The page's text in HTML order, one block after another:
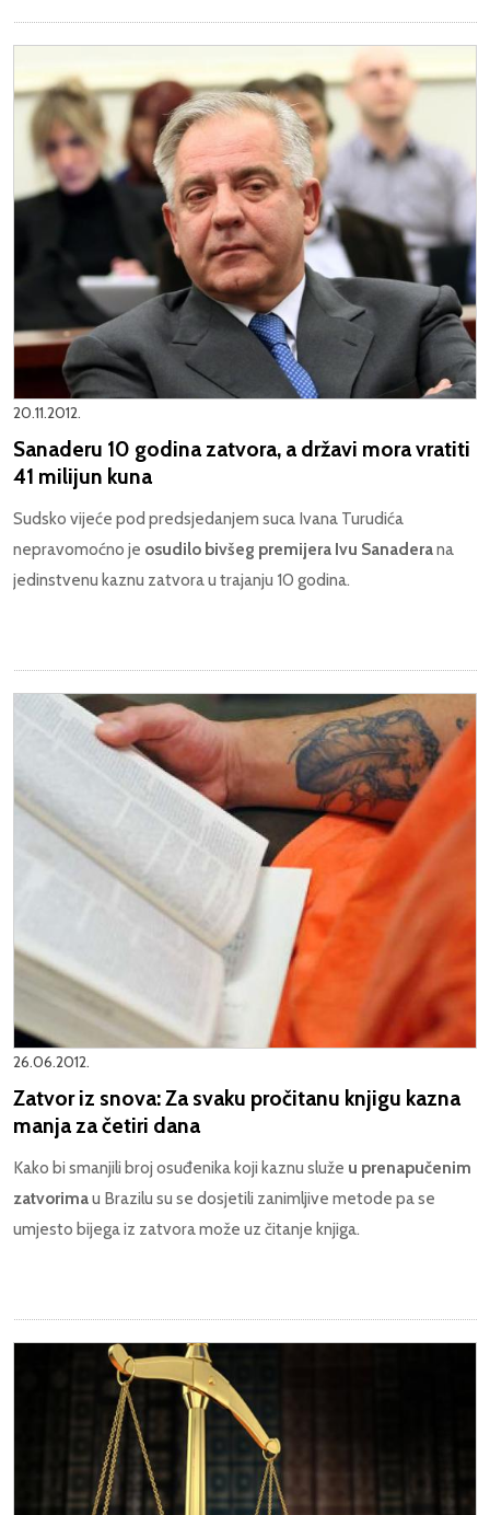
20.11.2012.
Sanaderu 10 godina zatvora, a državi mora vratiti
41 milijun kuna
Sudsko vijeće pod predsjedanjem suca Ivana Turudića
nepravomoćno je osudilo bivšeg premijera Ivu Sanaderana
jedinstvenu kaznu zatvora u trajanju 10 godina.
26.06.2012.
Zatvor iz snova: Za svaku pročitanu knjigu kazna
manja za četiri dana
Kako bi smanjili broj osuđenika koji kaznu služe u prenapučenim
zatvorimau Brazilu su se dosjetili zanimljive metode pa se
umjesto bijega iz zatvora može uz čitanje knjiga.